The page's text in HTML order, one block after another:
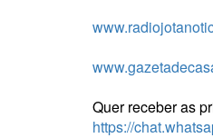
Quer receber as
https://